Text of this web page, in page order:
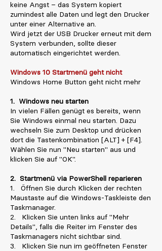
keine Angst – das System kopiert
zumindest alle Daten und legt den Drucker
unter einer Alternative an.
Wird jetzt der USB Drucker erneut mit dem
System verbunden, sollte dieser
automatisch eingerichtet werden.
Windows 10 Startmenü geht nicht
Windows Home Button geht nicht mehr
1. Windows neu starten
In vielen Fällen genügt es bereits, wenn
Sie Windows einmal neu starten. Dazu
wechseln Sie zum Desktop und drücken
dort die Tastenkombination [ALT] + [F4].
Wählen Sie nun "Neu starten" aus und
klicken Sie auf "OK".
2. Startmenü via PowerShell reparieren
1. Öffnen Sie durch Klicken der rechten
Maustaste auf die Windows-Taskleiste den
Taskmanager.
2. Klicken Sie unten links auf "Mehr
Details", falls die Reiter im Fenster des
Taskmanagers nicht sichtbar sind.
3. Klicken Sie nun im geöffneten Fenster